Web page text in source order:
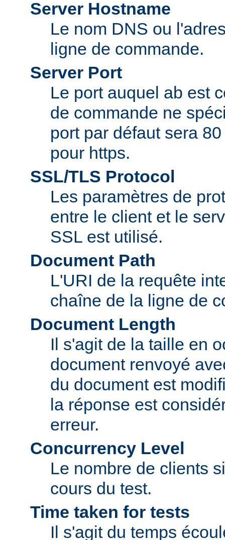
Server Hostname
Le nom DNS ou
ligne de commande.
Server Port
Le port auquel ab est
de commande ne
port par défaut sera
pour https.
SSL/TLS Protocol
Les paramètres de
entre le client et le
SSL est utilisé.
Document Path
L'URI de la requête
chaîne de la ligne de
Document Length
Il s'agit de la taille en
document renvoyé
du document est
la réponse est
erreur.
Concurrency Level
Le nombre de clients
cours du test.
Time taken for tests
Il s'agit du temps